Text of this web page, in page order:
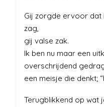
Gij zorgde ervoor dat
zag,
gij valse zak.
Ik ben nu maar een
overschrijdend
een meisje die denkt;
Terugblikkend op wat